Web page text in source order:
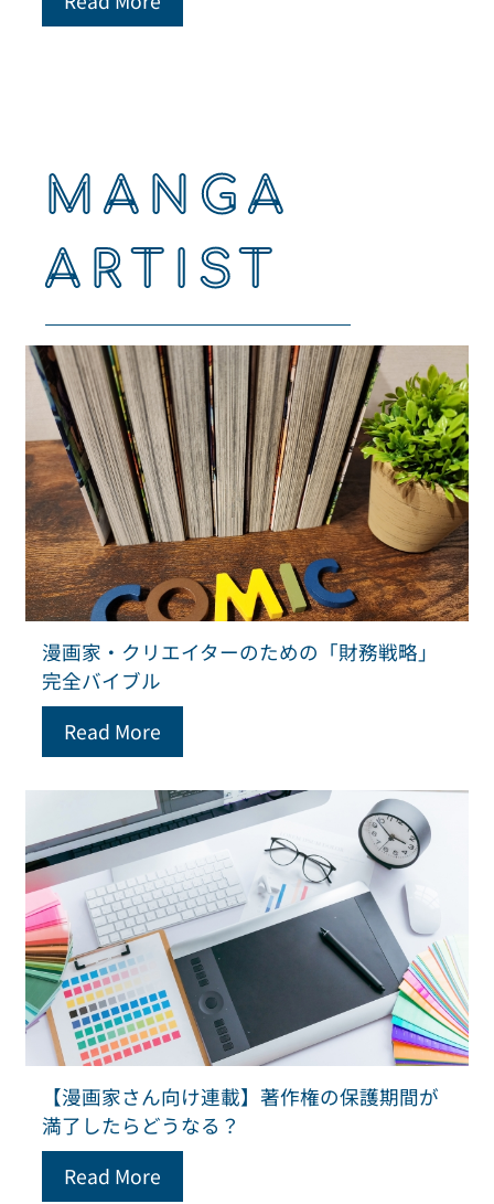
MANGA
ARTIST
漫画家・クリエイターのための「財務戦略」
完全バイブル
Read More
【漫画家さん向け連載】著作権の保護期間が
満了したらどうなる？
Read More